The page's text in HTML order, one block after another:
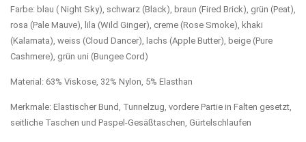
Farbe: blau ( Night Sky), schwarz (Black), braun (Fired Brick), grün (Peat),
rosa (Pale Mauve), lila (Wild Ginger), creme (Rose Smoke), khaki
(Kalamata), weiss (Cloud Dancer), lachs (Apple Butter), beige (Pure
Cashmere), grün uni (Bungee Cord)
Material: 63% Viskose, 32% Nylon, 5% Elasthan
Merkmale: Elastischer Bund, Tunnelzug, vordere Partie in Falten gesetzt,
seitliche Taschen und Paspel-Gesäßtaschen, Gürtelschlaufen